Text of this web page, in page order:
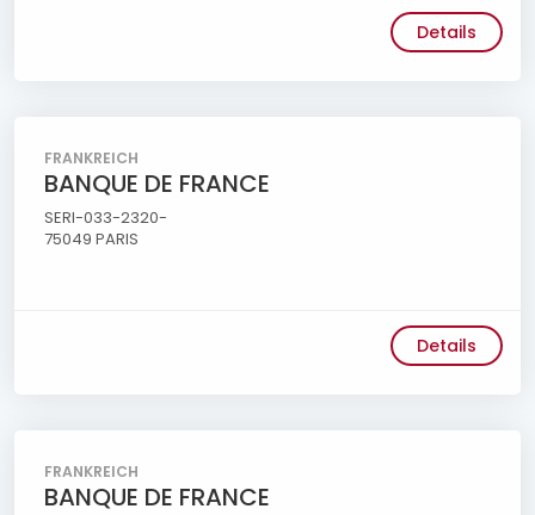
Details
FRANKREICH
BANQUE DE FRANCE
SERI-033-2320-
75049 PARIS
Details
FRANKREICH
BANQUE DE FRANCE